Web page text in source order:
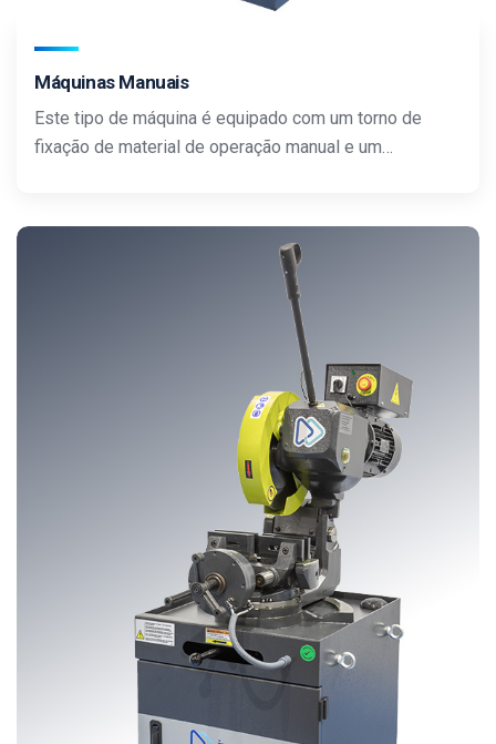
Máquinas Manuais
Este tipo de máquina é equipado com um torno de
fixação de material de operação manual e um…